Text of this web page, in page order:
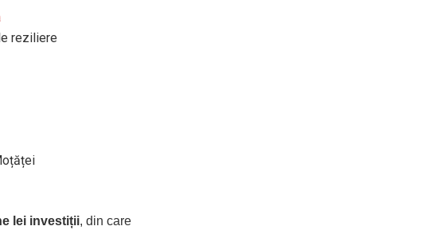
reziliere
lei investiții, din care